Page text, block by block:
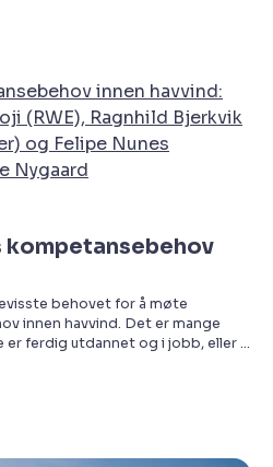
behovet for å møte
innen havvind. Det er mange
ferdig utdannet og i jobb, eller i
For å styrke deres
er godt rustet til å møte